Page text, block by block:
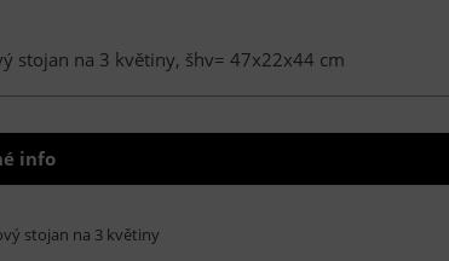
stojan na 3 květiny, šhv= 47x22x44 cm
info
stojan na 3 květiny